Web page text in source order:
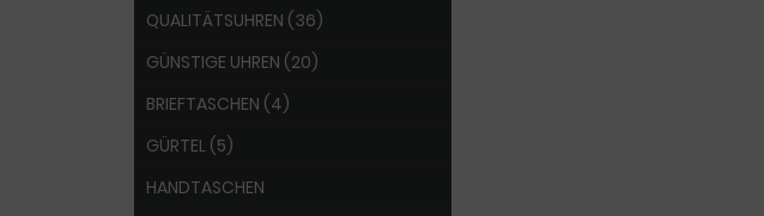
QUALITÄTSUHREN (36)
GÜNSTIGE UHREN (20)
BRIEFTASCHEN (4)
GÜRTEL (5)
HANDTASCHEN